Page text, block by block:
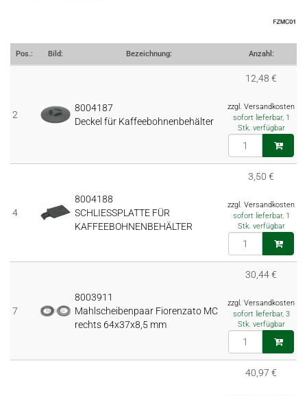
Pos.: Bild: Bezeichnung: Anzahl:
2
8004187
Deckel für Kaffeebohnenbehälter
12,48 €
zzgl. Versandkosten
sofort lieferbar, 1
Stk. verfügbar
4
8004188
SCHLIESSPLATTE FÜR
KAFFEEBOHNENBEHÄLTER
3,50 €
zzgl. Versandkosten
sofort lieferbar, 1
Stk. verfügbar
7
8003911
Mahlscheibenpaar Fiorenzato MC
rechts 64x37x8,5 mm
30,44 €
zzgl. Versandkosten
sofort lieferbar, 3
Stk. verfügbar
40,97 €